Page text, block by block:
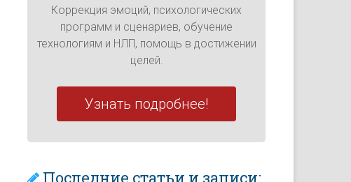
Коррекция эмоций, психологических
программ и сценариев, обучение
технологиям и НЛП, помощь в достижении
целей.
Узнать подробнее!
Последние статьи и записи: